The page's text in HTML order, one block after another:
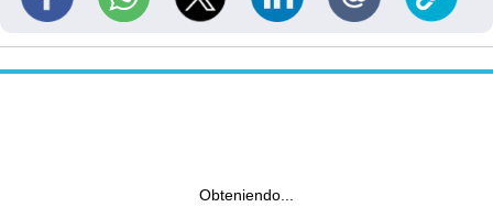
Obteniendo...